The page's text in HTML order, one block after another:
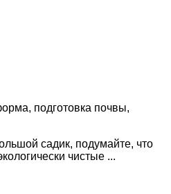
подготовка почвы,
садик, подумайте, что
чистые ...